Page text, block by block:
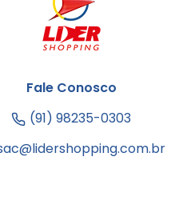
Fale Conosco
(91) 98235-0303